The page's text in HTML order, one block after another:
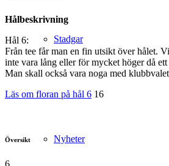
Stadgar
Nyheter
Hålbeskrivning
Hål 6:
Från tee får man en fin utsikt över hålet.
inte vara lång eller för mycket höger då
Man skall också vara noga med
Läs om floran på hål 6 16
Översikt